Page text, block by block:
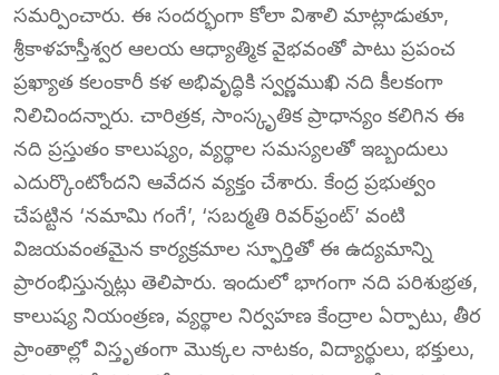
సమర్పించారు. ఈ సందర్భంగా కోలా విశాలి మాట్లాడుతూ,
శ్రీకాళహస్తీశ్వర ఆలయ ఆధ్యాత్మిక వైభవంతో పాటు ప్రపంచ
ప్రఖ్యాత కలంకారీ కళ అభివృద్ధికి స్వర్ణముఖి నది కీలకంగా
నిలిచిందన్నారు. చారిత్రక, సాంస్కృతిక ప్రాధాన్యం కలిగిన ఈ
నది ప్రస్తుతం కాలుష్యం, వ్యర్థాల సమస్యలతో ఇబ్బందులు
ఎదుర్కొంటోందని ఆవేదన వ్యక్తం చేశారు. కేంద్ర ప్రభుత్వం
చేపట్టిన ‘నమామి గంగే’, ‘సబర్మతి రివర్‌ఫ్రంట్’ వంటి
విజయవంతమైన కార్యక్రమాల స్ఫూర్తితో ఈ ఉద్యమాన్ని
ప్రారంభిస్తున్నట్లు తెలిపారు. ఇందులో భాగంగా నది పరిశుభ్రత,
కాలుష్య నియంత్రణ, వ్యర్థాల నిర్వహణ కేంద్రాల ఏర్పాటు, తీర
ప్రాంతాల్లో విస్తృతంగా మొక్కల నాటకం, విద్యార్థులు, భక్తులు,